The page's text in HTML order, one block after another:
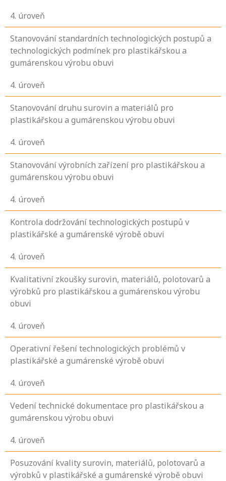
4. úroveň
Stanovování standardních technologických postupů a
technologických podmínek pro plastikářskou a
gumárenskou výrobu obuvi
4. úroveň
Stanovování druhu surovin a materiálů pro
plastikářskou a gumárenskou výrobu obuvi
4. úroveň
Stanovování výrobních zařízení pro plastikářskou a
gumárenskou výrobu obuvi
4. úroveň
Kontrola dodržování technologických postupů v
plastikářské a gumárenské výrobě obuvi
4. úroveň
Kvalitativní zkoušky surovin, materiálů, polotovarů a
výrobků pro plastikářskou a gumárenskou výrobu
obuvi
4. úroveň
Operativní řešení technologických problémů v
plastikářské a gumárenské výrobě obuvi
4. úroveň
Vedení technické dokumentace pro plastikářskou a
gumárenskou výrobu obuvi
4. úroveň
Posuzování kvality surovin, materiálů, polotovarů a
výrobků v plastikářské a gumárenské výrobě obuvi